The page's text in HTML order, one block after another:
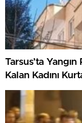
Tarsus’ta
Kalan Kadını